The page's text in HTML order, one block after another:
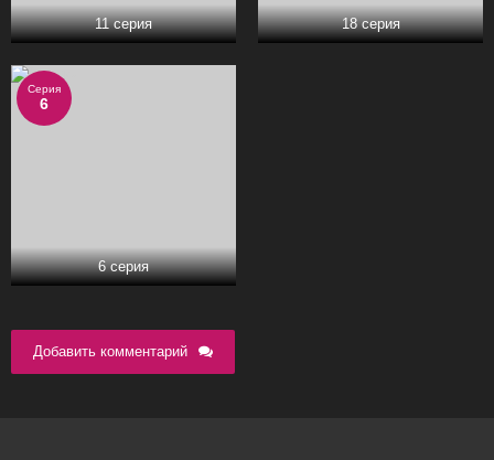
11 серия 18 серия
Серия
6
6 серия
Добавить комментарий